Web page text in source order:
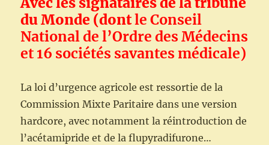
du Monde (dontle Conseil
National de l’Ordre des Médecins
et 16 sociétés savantes médicale)
La loi d’urgence agricole est ressortie de la
Commission Mixte Paritaire dans une version
hardcore, avec notamment la réintroduction de
l’acétamipride et de la flupyradifurone…